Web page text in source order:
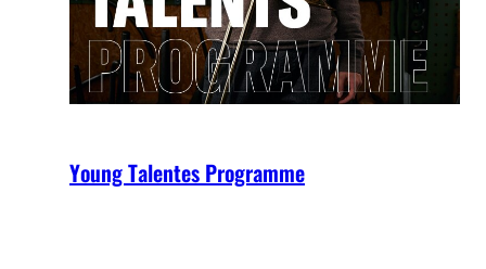
Young Talentes Programme